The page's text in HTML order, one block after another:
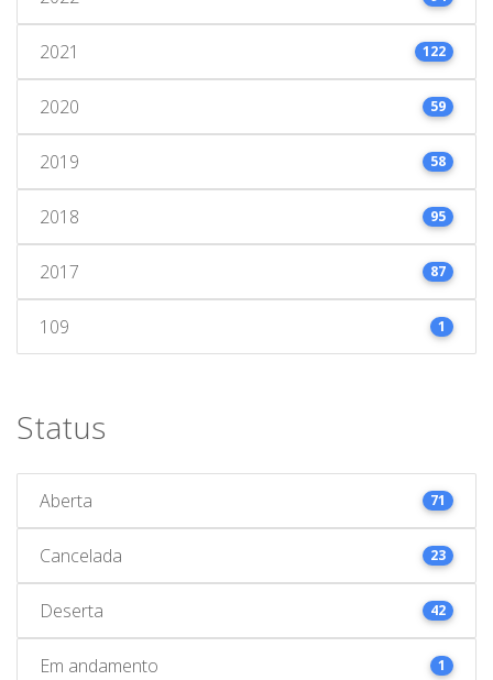
2021 122
2020 59
2019 58
2018 95
2017 87
109 1
Status
Aberta 71
Cancelada 23
Deserta 42
Em andamento 1